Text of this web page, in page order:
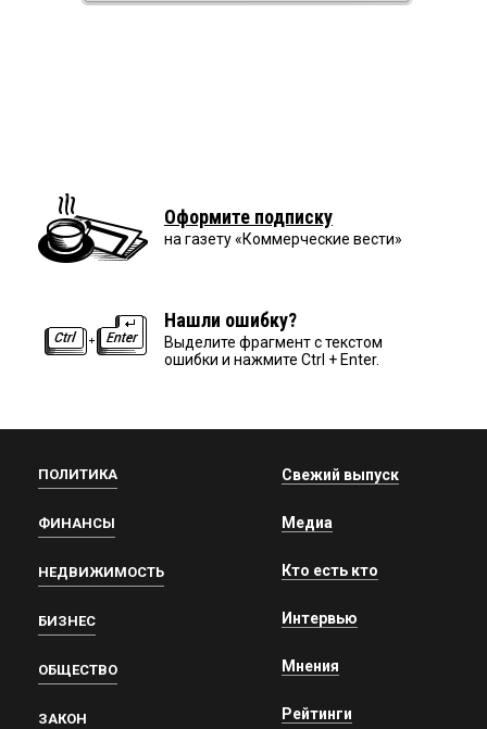
Оформите подписку
на газету «Коммерческие вести»
Нашли ошибку?
Выделите фрагмент с текстом
ошибки и нажмите Ctrl + Enter.
ПОЛИТИКА
ФИНАНСЫ
НЕДВИЖИМОСТЬ
БИЗНЕС
ОБЩЕСТВО
ЗАКОН
Свежий выпуск
Медиа
Кто есть кто
Интервью
Мнения
Рейтинги